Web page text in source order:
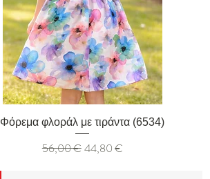
Γρήγορη προβολή
Φόρεμα φλοράλ με τιράντα (6534)
Κανονική τιμή
56,00 €Τιμή Έκπτωσης
44,80 €